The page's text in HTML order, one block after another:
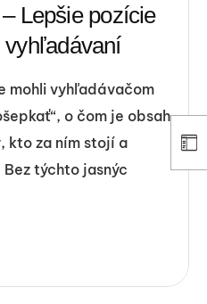
Lepšie pozície
mohli vyhľadávačom
o čom je obsah
kto za ním stojí a
týchto jasnýc